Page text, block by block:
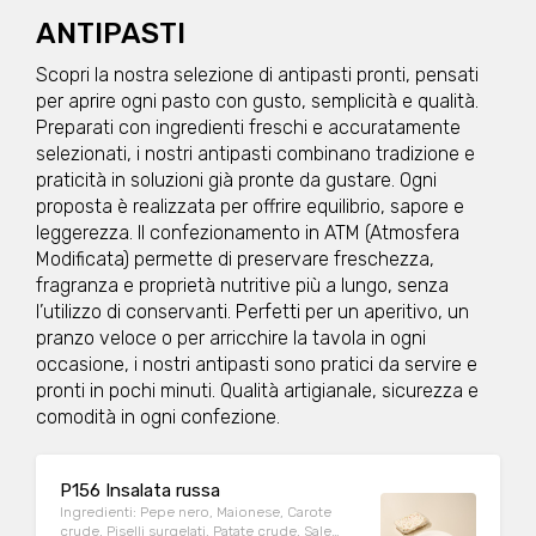
250g
ANTIPASTI
Scopri la nostra selezione di antipasti pronti, pensati
per aprire ogni pasto con gusto, semplicità e qualità.
Preparati con ingredienti freschi e accuratamente
selezionati, i nostri antipasti combinano tradizione e
praticità in soluzioni già pronte da gustare. Ogni
proposta è realizzata per offrire equilibrio, sapore e
leggerezza. Il confezionamento in ATM (Atmosfera
Modificata) permette di preservare freschezza,
fragranza e proprietà nutritive più a lungo, senza
l’utilizzo di conservanti. Perfetti per un aperitivo, un
pranzo veloce o per arricchire la tavola in ogni
occasione, i nostri antipasti sono pratici da servire e
pronti in pochi minuti. Qualità artigianale, sicurezza e
comodità in ogni confezione.
P156 Insalata russa
Ingredienti: Pepe nero, Maionese, Carote
crude, Piselli surgelati, Patate crude, Sale